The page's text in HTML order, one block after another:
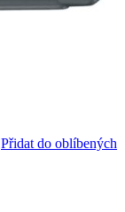
Přidat do oblíbených